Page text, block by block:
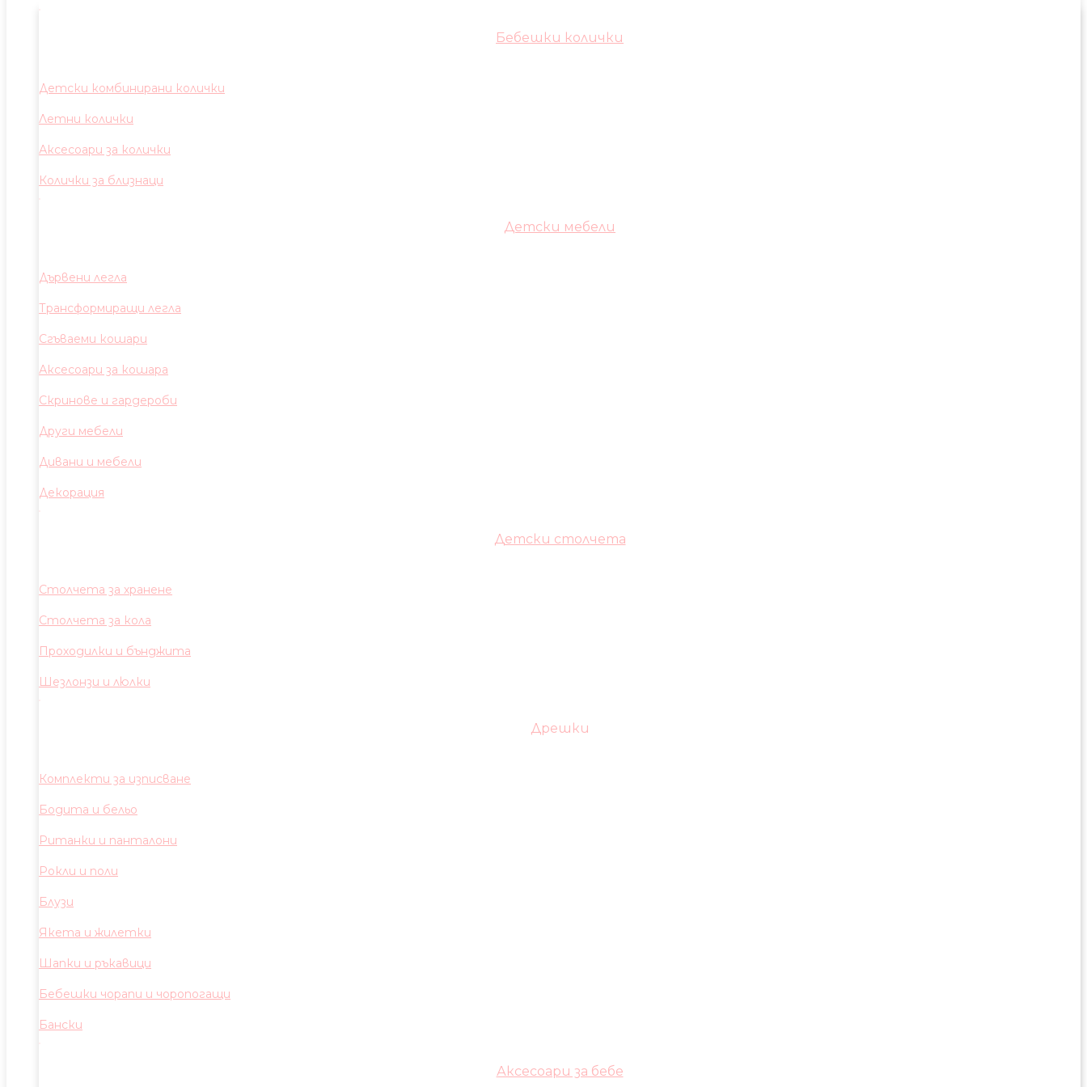
Бебешки колички
Детски комбинирани колички
Летни колички
Аксесоари за колички
Колички за близнаци
Детски мебели
Дървени легла
Трансформиращи легла
Сгъваеми кошари
Аксесоари за кошара
Скринове и гардероби
Други мебели
Дивани и мебели
Декорация
Детски столчета
Столчета за хранене
Столчета за кола
Проходилки и бънджита
Шезлонзи и люлки
Дрешки
Комплекти за изписване
Бодита и бельо
Ританки и панталони
Рокли и поли
Блузи
Якета и жилетки
Шапки и ръкавици
Бебешки чорапи и чоропогащи
Бански
Аксесоари за бебе